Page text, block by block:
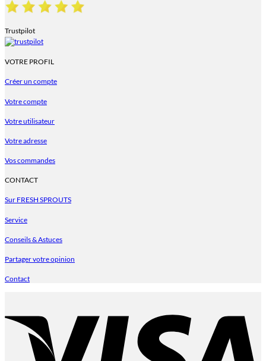
Trustpilot
VOTRE PROFIL
Créer un compte
Votre compte
Votre utilisateur
Votre adresse
Vos commandes
CONTACT
Sur FRESH SPROUTS
Service
Conseils & Astuces
Partager votre opinion
Contact